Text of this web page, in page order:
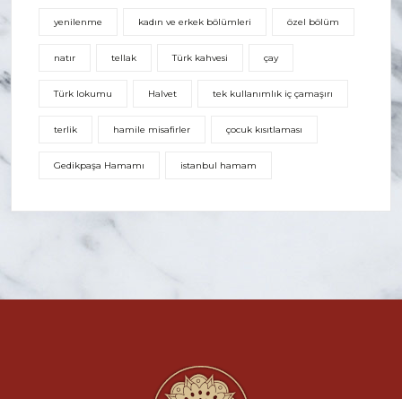
yenilenme kadın ve erkek bölümleri özel bölüm
natır tellak Türk kahvesi çay
Türk lokumu Halvet tek kullanımlık iç çamaşırı
terlik hamile misafirler çocuk kısıtlaması
Gedikpaşa Hamamı istanbul hamam